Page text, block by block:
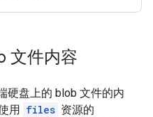
文件内容
硬盘上的 blob 文件的内
用 files 资源的